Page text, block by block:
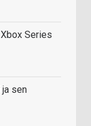
Series
ja sen